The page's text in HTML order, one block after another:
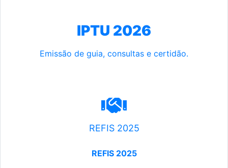
IPTU 2026
Emissão de guia, consultas e certidão.
REFIS 2025
REFIS 2025